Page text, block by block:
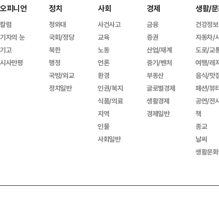
오피니언
칼럼
기자의 눈
기고
시사만평
정치
청와대
국회/정당
북한
행정
국방/외교
정치일반
사회
사건사고
교육
노동
언론
환경
인권/복지
식품/의료
지역
인물
사회일반
경제
금융
증권
산업/재계
중기/벤처
부동산
글로벌경제
생활경제
경제일반
생활/
건강정보
자동차/
도로/교
여행/레
음식/맛
패션/뷰
공연/전
책
종교
날씨
생활문